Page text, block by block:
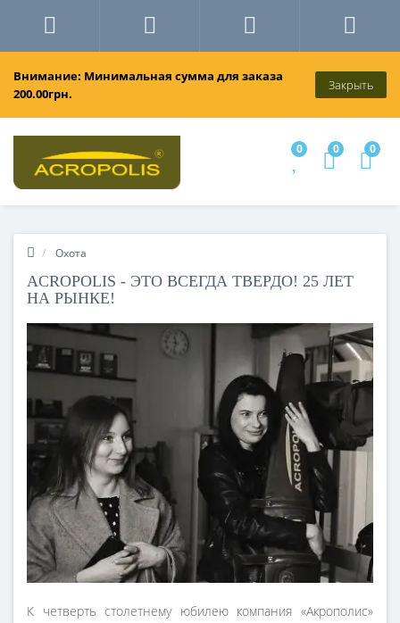
Внимание: Минимальная сумма для заказа
200.00грн.
Закрыть
0 0 0
Охота
ACROPOLIS - ЭТО ВСЕГДА ТВЕРДО! 25 ЛЕТ
НА РЫНКЕ!
К четверть столетнему юбилею компания «Акрополис»